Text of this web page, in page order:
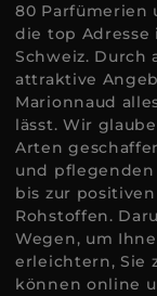
80 Parfümerien
die top
Schweiz. Durch
attraktive
Marionnaud
lässt. Wir
Arten
und
bis zur
Rohstoffen.
Wegen, um
erleichtern, Sie
können online